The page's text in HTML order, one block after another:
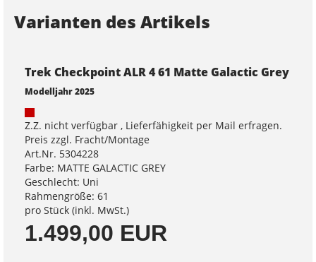
Varianten des Artikels
Trek Checkpoint ALR 4 61 Matte Galactic Grey
Modelljahr 2025
Z.Z. nicht verfügbar , Lieferfähigkeit per Mail erfragen.
Preis zzgl. Fracht/Montage
Art.Nr. 5304228
Farbe: MATTE GALACTIC GREY
Geschlecht: Uni
Rahmengröße: 61
pro Stück (inkl. MwSt.)
1.499,00 EUR